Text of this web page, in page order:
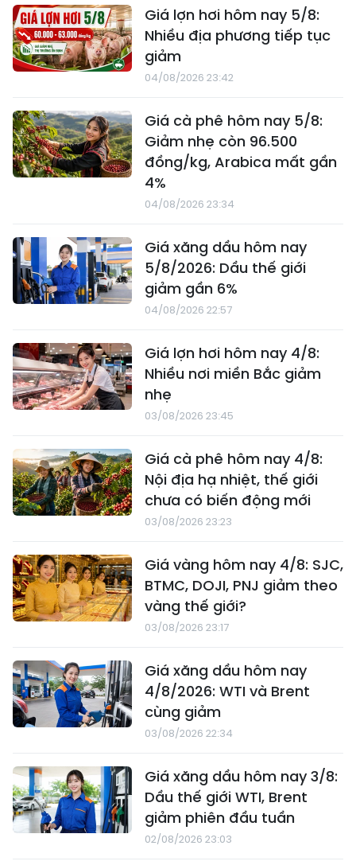
Giá lợn hơi hôm nay 5/8:
Nhiều địa phương tiếp tục
giảm
04/08/2026 23:42
Giá cà phê hôm nay 5/8:
Giảm nhẹ còn 96.500
đồng/kg, Arabica mất gần
4%
04/08/2026 23:34
Giá xăng dầu hôm nay
5/8/2026: Dầu thế giới
giảm gần 6%
04/08/2026 22:57
Giá lợn hơi hôm nay 4/8:
Nhiều nơi miền Bắc giảm
nhẹ
03/08/2026 23:45
Giá cà phê hôm nay 4/8:
Nội địa hạ nhiệt, thế giới
chưa có biến động mới
03/08/2026 23:23
Giá vàng hôm nay 4/8: SJC,
BTMC, DOJI, PNJ giảm theo
vàng thế giới?
03/08/2026 23:17
Giá xăng dầu hôm nay
4/8/2026: WTI và Brent
cùng giảm
03/08/2026 22:34
Giá xăng dầu hôm nay 3/8:
Dầu thế giới WTI, Brent
giảm phiên đầu tuần
02/08/2026 23:03